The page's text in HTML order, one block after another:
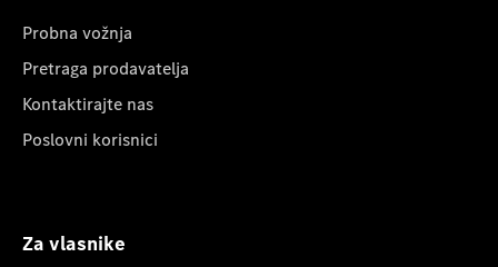
Probna vožnja
Pretraga prodavatelja
Kontaktirajte nas
Poslovni korisnici
Za vlasnike